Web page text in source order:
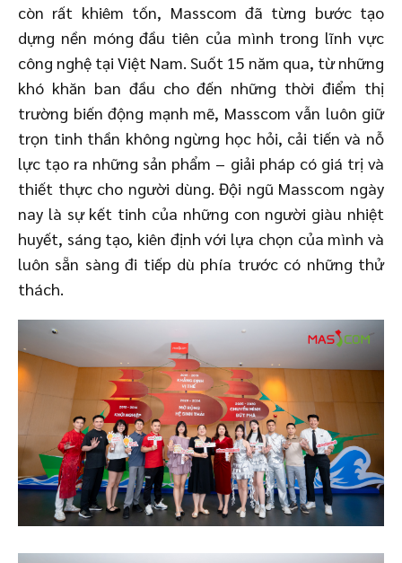
còn rất khiêm tốn, Masscom đã từng bước tạo
dựng nền móng đầu tiên của mình trong lĩnh vực
công nghệ tại Việt Nam. Suốt 15 năm qua, từ những
khó khăn ban đầu cho đến những thời điểm thị
trường biến động mạnh mẽ, Masscom vẫn luôn giữ
trọn tinh thần không ngừng học hỏi, cải tiến và nỗ
lực tạo ra những sản phẩm – giải pháp có giá trị và
thiết thực cho người dùng. Đội ngũ Masscom ngày
nay là sự kết tinh của những con người giàu nhiệt
huyết, sáng tạo, kiên định với lựa chọn của mình và
luôn sẵn sàng đi tiếp dù phía trước có những thử
thách.